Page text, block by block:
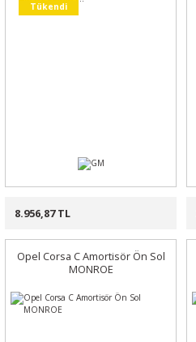
Tükendi
8.956,87 TL
Opel Corsa C Amortisör Ön Sol
MONROE